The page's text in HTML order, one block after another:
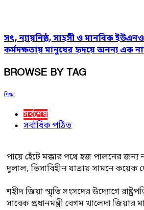
সৎ, ন্যায়নিষ্ঠ, সাহসী ও মানবিক
কর্মদক্ষতায় মানুষের হৃদয়ে অনন্য এক
BROWSE BY TAG
শিক্ষা
সর্বশেষ
সর্বাধিক পঠিত
পায়ে হেঁটে মক্কার পথে হজ পালনের
দুলাল, ভিসাবিহীন যাত্রায় সামনে কয়েক
শহীদ জিয়া স্মৃতি সংসদের উদ্যোগে
সাবেক প্রধানমন্ত্রী বেগম খালেদা জিয়ার